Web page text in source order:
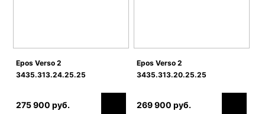
Epos Verso 2
3435.313.24.25.25
275 900 руб.
Epos Verso 2
3435.313.20.25.25
269 900 руб.